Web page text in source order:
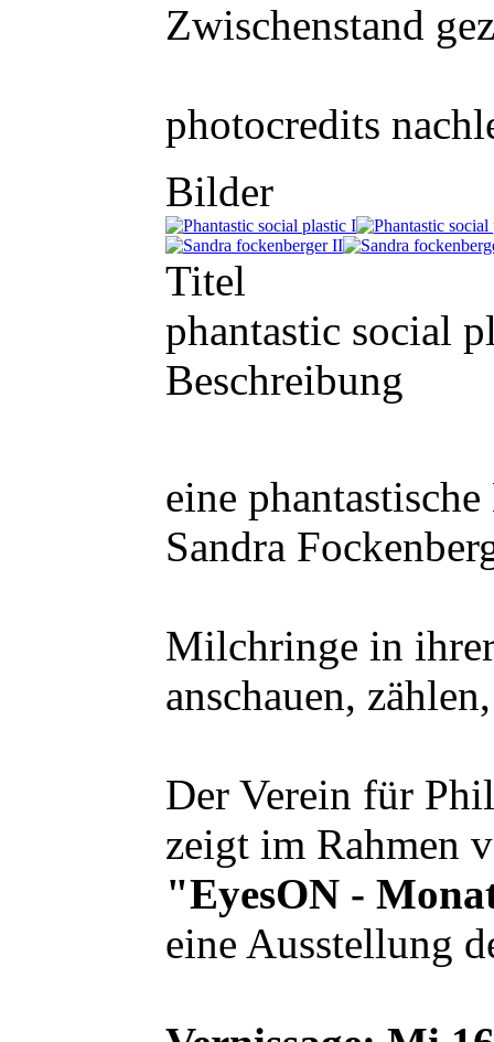
Zwischenstand
photocredits
Bilder
Titel
phantastic social
Beschreibung
eine
Sandra
Milchringe in
anschauen,
Der Verein für
zeigt im Rahmen
"EyesON -
eine Ausstellung